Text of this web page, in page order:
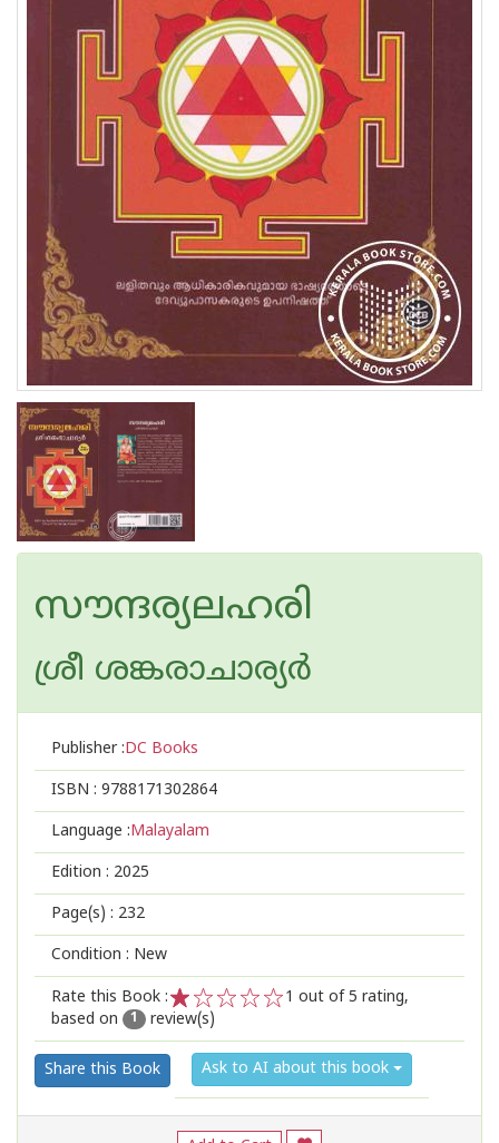
സൗന്ദര്യലഹരി
ശ്രീ ശങ്കരാചാര്യർ
Publisher :DC Books
ISBN : 9788171302864
Language :Malayalam
Edition : 2025
Page(s) : 232
Condition : New
Rate this Book :
2
1
1 out of 5 rating,
based on
1 review(s)
Share this Book Ask to AI about this book